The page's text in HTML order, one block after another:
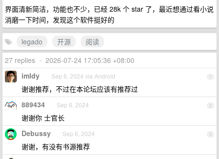
界面清新简洁，功能也不少，已经 28k 个 star 了，最近想通过看小说
消磨一下时间，发现这个软件挺好的
legado 开源
阅读
27 replies • 2026-07-24 17:05:36 +08:00
1
imldy Sep 6, 2024 via Android
谢谢推荐，不过在本论坛应该有推荐过
2
889434 Sep 6, 2024
谢谢你 士官长
3
Debussy Sep 6, 2024
谢谢，有没有书源推荐